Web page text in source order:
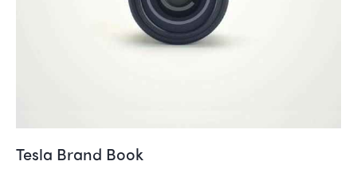
Tesla Brand Book